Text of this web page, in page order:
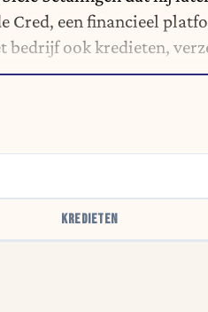
Cred, een financieel
bedrijf ook kredieten,
KREDIETEN